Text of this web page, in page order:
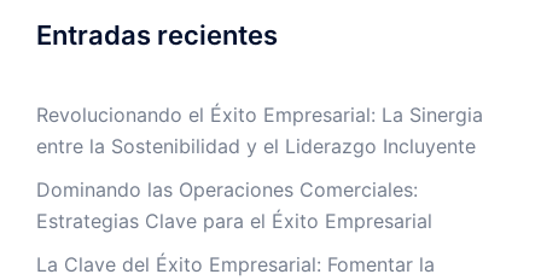
Entradas recientes
Revolucionando el Éxito Empresarial: La Sinergia
entre la Sostenibilidad y el Liderazgo Incluyente
Dominando las Operaciones Comerciales:
Estrategias Clave para el Éxito Empresarial
La Clave del Éxito Empresarial: Fomentar la